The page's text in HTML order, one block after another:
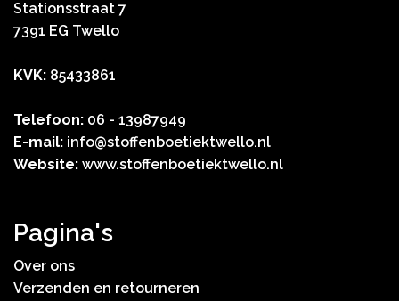
Stationsstraat 7
7391 EG Twello
KVK: 85433861
Telefoon: 06 - 13987949
E-mail: info@stoffenboetiektwello.nl
Website: www.stoffenboetiektwello.nl
Pagina's
Over ons
Verzenden en retourneren